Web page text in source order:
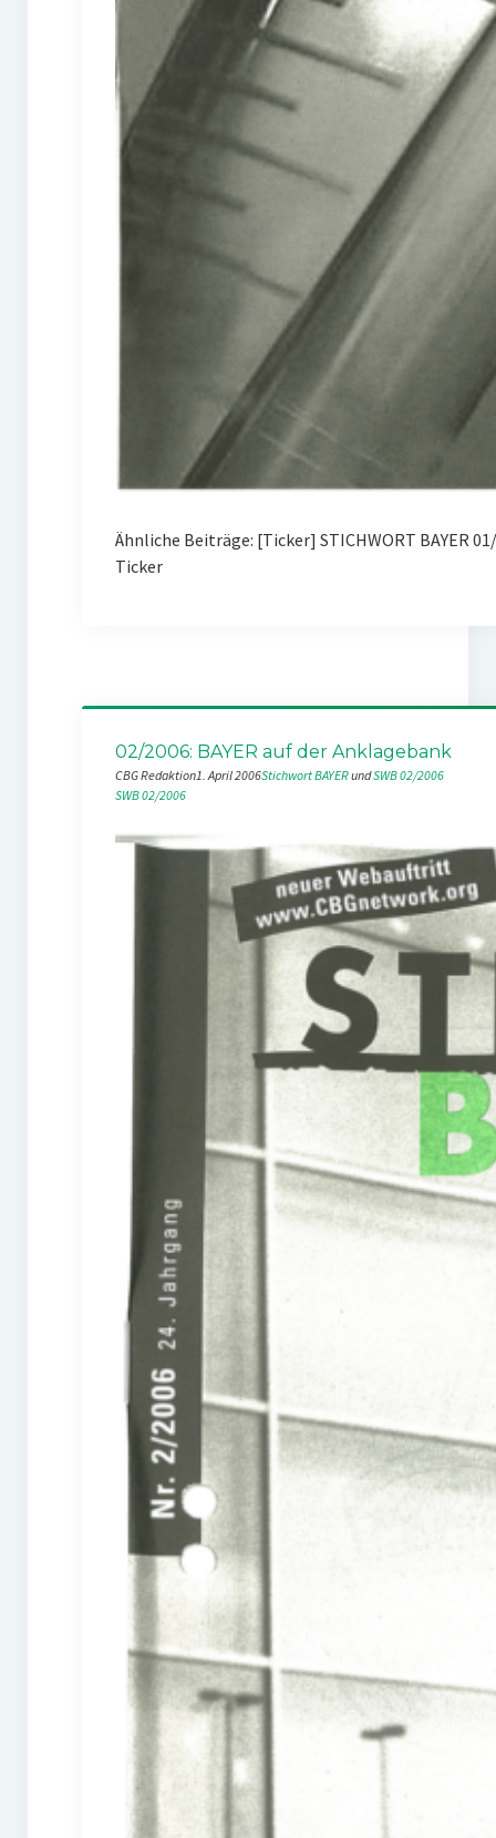
Ähnliche Beiträge: [Ticker] STICHWORT BAYER
Ticker
02/2006: BAYER auf der Anklagebank
CBG Redaktion1. April 2006Stichwort BAYER und SWB 02/2006
SWB 02/2006